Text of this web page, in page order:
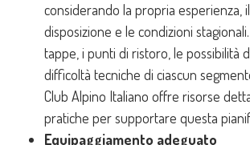
considerando la propria esperienza,
disposizione e le condizioni
tappe, i punti di ristoro, le possibilità
difficoltà tecniche di ciascun
Club Alpino Italiano offre risorse
pratiche per supportare questa
Equipaggiamento adeguato